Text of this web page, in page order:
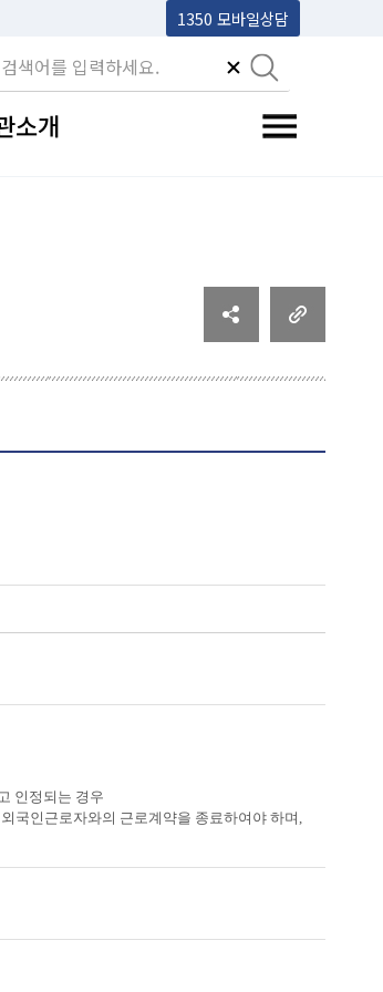
1350 모바일상담
소개 전체메뉴 토글
인정되는 경우
국인근로자와의 근로계약을 종료하여야 하며,